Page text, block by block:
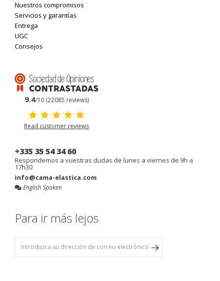
Nuestros compromisos
Servicios y garantías
Entrega
UGC
Consejos
9.4/10 (22085 reviews)
Read customer reviews
+335 35 54 34 60
Respondemos a vuestras dudas de lunes a viernes de 9h a
17h30
info@cama-elastica.com
English Spoken
Para ir más lejos